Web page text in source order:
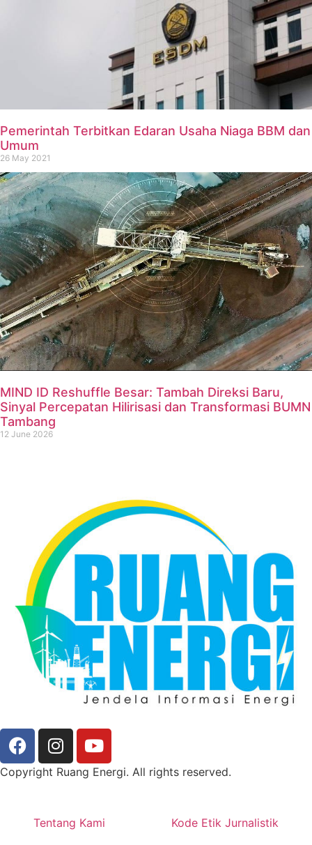
Pemerintah Terbitkan Edaran Usaha Niaga BBM dan
Umum
26 May 2021
MIND ID Reshuffle Besar: Tambah Direksi Baru,
Sinyal Percepatan Hilirisasi dan Transformasi BUMN
Tambang
12 June 2026
Copyright Ruang Energi. All rights reserved.
Tentang Kami Kode Etik Jurnalistik